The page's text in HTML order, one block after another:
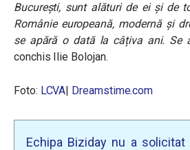
București, sunt alături de ei și de
Românie europeană, modernă și
se apără o dată la câțiva ani. Se
conchis Ilie Bolojan.
Foto: LCVA| Dreamstime.com
Echipa Biziday nu a